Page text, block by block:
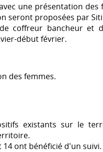
une présentation
proposées par Siti
coffreur bancheur et
début février.
des femmes.
existants sur le
14 ont bénéficié d'un suivi.